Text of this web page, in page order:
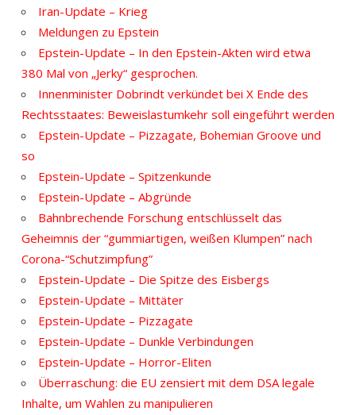
Iran-Update – Krieg
Meldungen zu Epstein
Epstein-Update – In den Epstein-Akten wird etwa
380 Mal von „Jerky“ gesprochen.
Innenminister Dobrindt verkündet bei X Ende des
Rechtsstaates: Beweislastumkehr soll eingeführt werden
Epstein-Update – Pizzagate, Bohemian Groove und
so
Epstein-Update – Spitzenkunde
Epstein-Update – Abgründe
Bahnbrechende Forschung entschlüsselt das
Geheimnis der “gummiartigen, weißen Klumpen” nach
Corona-“Schutzimpfung”
Epstein-Update – Die Spitze des Eisbergs
Epstein-Update – Mittäter
Epstein-Update – Pizzagate
Epstein-Update – Dunkle Verbindungen
Epstein-Update – Horror-Eliten
Überraschung: die EU zensiert mit dem DSA legale
Inhalte, um Wahlen zu manipulieren